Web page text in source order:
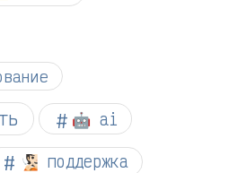
🤖 ai
🧏🏻 поддержка